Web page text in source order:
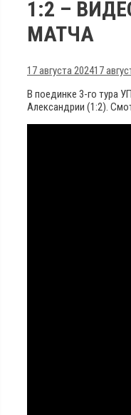
1:2 –
МАТЧА
17 августа 202417
В поединке 3-го тура
Александрии (1:2).